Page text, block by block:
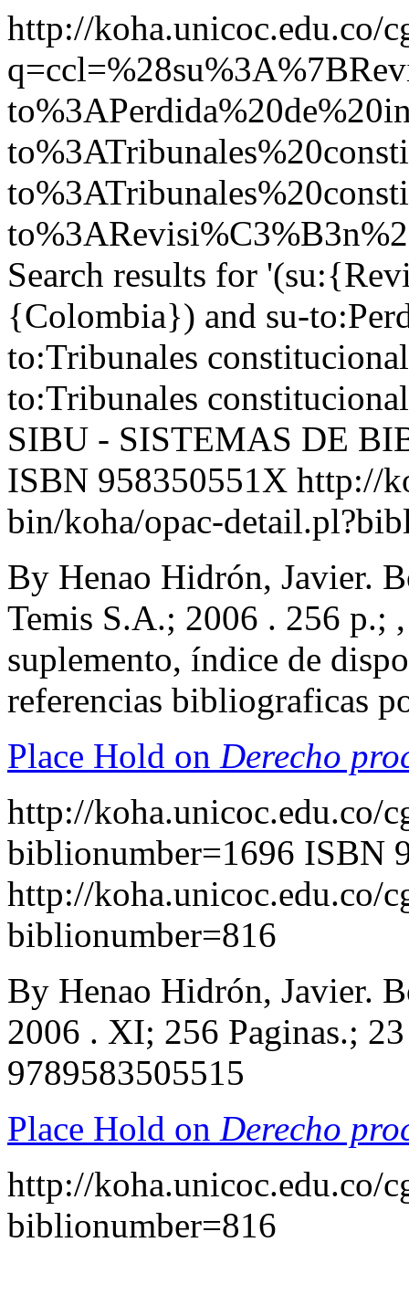
http://koha.unicoc.edu.co/
Search results for
{Colombia}) and su-
to:Tribunales
to:Tribunales
SIBU - SISTEMAS DE
ISBN 958350551X http://
bin/koha/opac-
By Henao Hidrón, Javier.
Temis S.A.; 2006 . 256 p.;
suplemento, índice de
referencias bibliograficas
Place Hold on Derecho
http://koha.unicoc.edu.co/
biblionumber=1696 ISBN
http://koha.unicoc.edu.co/
biblionumber=816
By Henao Hidrón, Javier.
2006 . XI; 256 Paginas.;
9789583505515
Place Hold on Derecho
http://koha.unicoc.edu.co/
biblionumber=816